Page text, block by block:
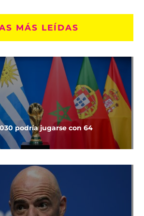
MÁS LEÍDAS
podría jugarse con 64